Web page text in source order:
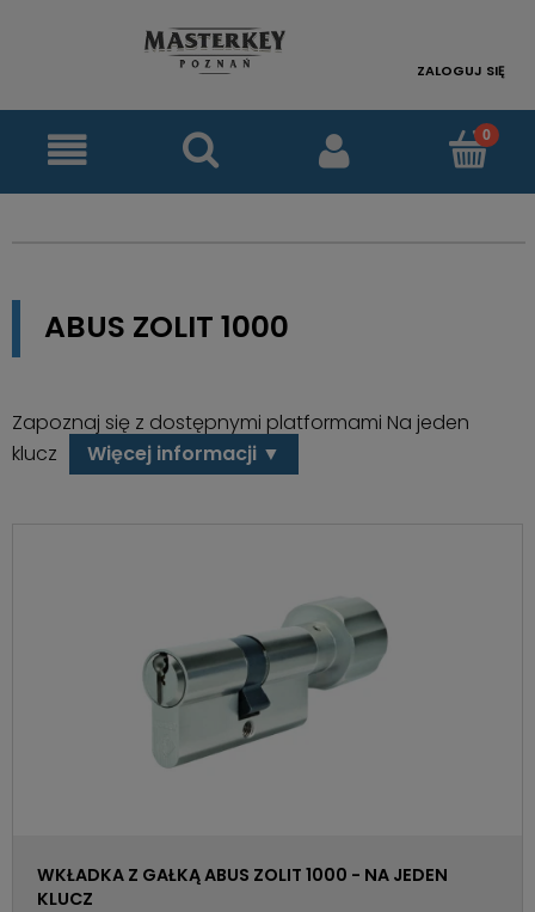
ZALOGUJ SIĘ
ABUS ZOLIT 1000
Zapoznaj się z dostępnymi platformami Na jeden
klucz
Więcej informacji ▼
WKŁADKA Z GAŁKĄ ABUS ZOLIT 1000 - NA JEDEN
KLUCZ